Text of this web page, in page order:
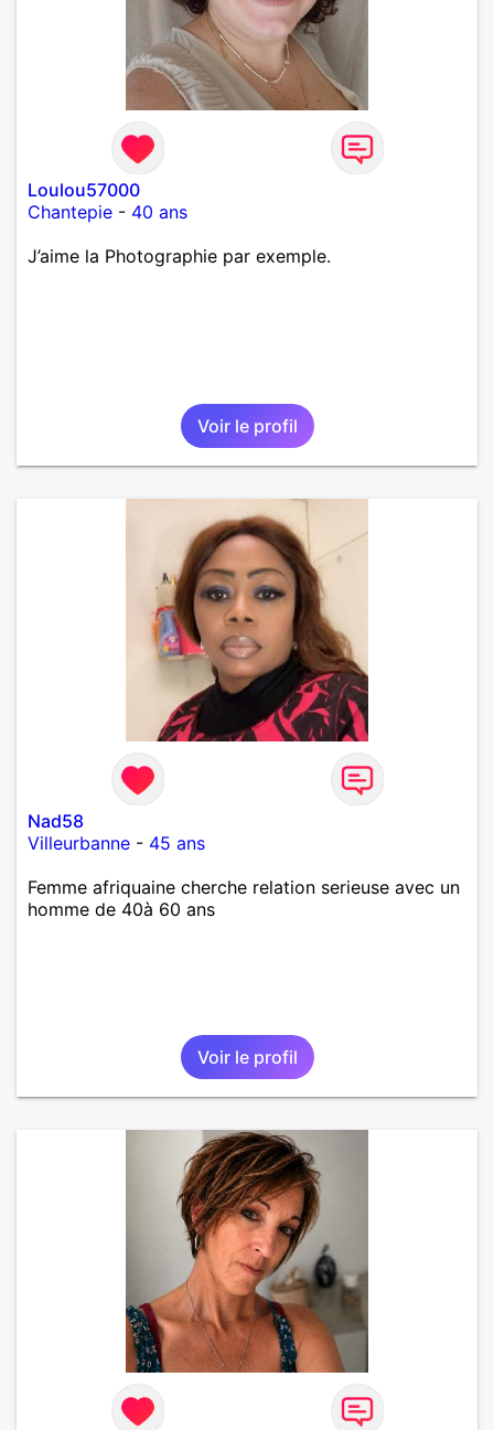
Loulou57000
Chantepie - 40 ans
J’aime la Photographie par exemple.
Voir le profil
Nad58
Villeurbanne - 45 ans
Femme afriquaine cherche relation serieuse avec un
homme de 40à 60 ans
Voir le profil